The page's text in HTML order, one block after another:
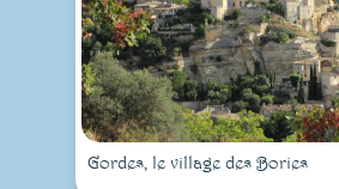
Gordes, le village des Bories